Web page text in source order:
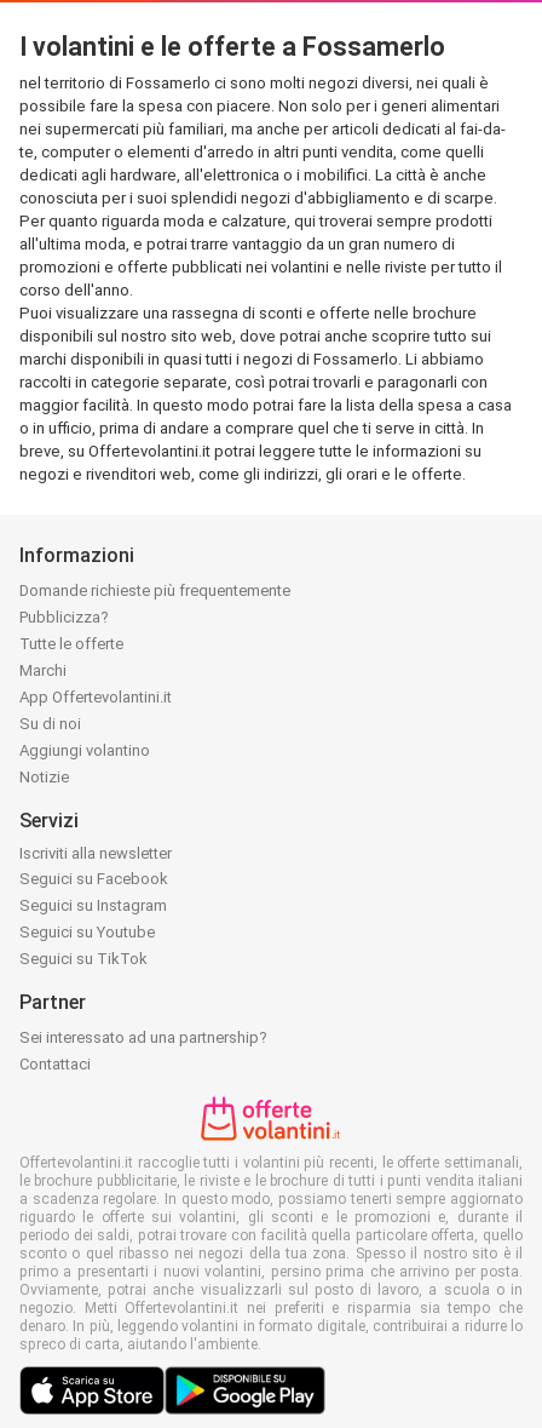
I volantini e le offerte a Fossamerlo
nel territorio di Fossamerlo ci sono molti negozi diversi, nei quali è
possibile fare la spesa con piacere. Non solo per i generi alimentari
nei supermercati più familiari, ma anche per articoli dedicati al fai-da-
te, computer o elementi d'arredo in altri punti vendita, come quelli
dedicati agli hardware, all'elettronica o i mobilifici. La città è anche
conosciuta per i suoi splendidi negozi d'abbigliamento e di scarpe.
Per quanto riguarda moda e calzature, qui troverai sempre prodotti
all'ultima moda, e potrai trarre vantaggio da un gran numero di
promozioni e offerte pubblicati nei volantini e nelle riviste per tutto il
corso dell'anno.
Puoi visualizzare una rassegna di sconti e offerte nelle brochure
disponibili sul nostro sito web, dove potrai anche scoprire tutto sui
marchi disponibili in quasi tutti i negozi di Fossamerlo. Li abbiamo
raccolti in categorie separate, così potrai trovarli e paragonarli con
maggior facilità. In questo modo potrai fare la lista della spesa a casa
o in ufficio, prima di andare a comprare quel che ti serve in città. In
breve, su Offertevolantini.it potrai leggere tutte le informazioni su
negozi e rivenditori web, come gli indirizzi, gli orari e le offerte.
Informazioni
Domande richieste più frequentemente
Pubblicizza?
Tutte le offerte
Marchi
App Offertevolantini.it
Su di noi
Aggiungi volantino
Notizie
Servizi
Iscriviti alla newsletter
Seguici su Facebook
Seguici su Instagram
Seguici su Youtube
Seguici su TikTok
Partner
Sei interessato ad una partnership?
Contattaci
Offertevolantini.it raccoglie tutti i volantini più recenti, le offerte settimanali,
le brochure pubblicitarie, le riviste e le brochure di tutti i punti vendita italiani
a scadenza regolare. In questo modo, possiamo tenerti sempre aggiornato
riguardo le offerte sui volantini, gli sconti e le promozioni e, durante il
periodo dei saldi, potrai trovare con facilità quella particolare offerta, quello
sconto o quel ribasso nei negozi della tua zona. Spesso il nostro sito è il
primo a presentarti i nuovi volantini, persino prima che arrivino per posta.
Ovviamente, potrai anche visualizzarli sul posto di lavoro, a scuola o in
negozio. Metti Offertevolantini.it nei preferiti e risparmia sia tempo che
denaro. In più, leggendo volantini in formato digitale, contribuirai a ridurre lo
spreco di carta, aiutando l'ambiente.